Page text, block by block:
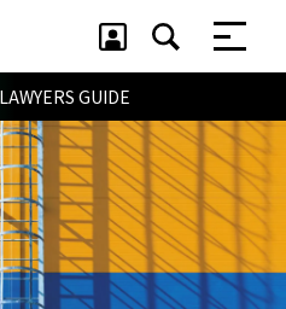
LAWYERS GUIDE